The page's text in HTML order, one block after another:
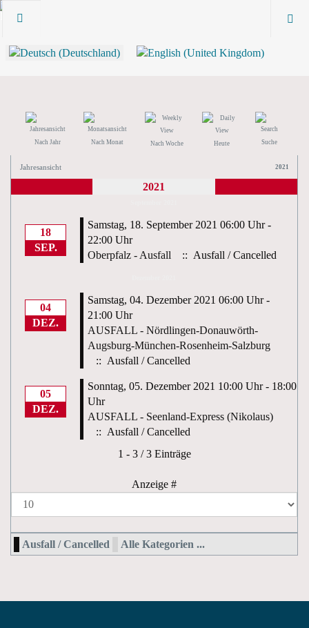
Nach Jahr Nach Monat Nach Woche Heute Suche
Jahresansicht 2021
2021
18
SEP.
Samstag, 18. September 2021 06:00 Uhr -
22:00 Uhr
Oberpfalz - Ausfall
:: Ausfall / Cancelled
04
DEZ.
Samstag, 04. Dezember 2021 06:00 Uhr -
21:00 Uhr
AUSFALL - Nördlingen-Donauwörth-
Augsburg-München-Rosenheim-Salzburg
:: Ausfall / Cancelled
05
DEZ.
Sonntag, 05. Dezember 2021 10:00 Uhr - 18:00
Uhr
AUSFALL - Seenland-Express (Nikolaus)
:: Ausfall / Cancelled
Limite der Paginierungsliste
1 - 3 / 3 Einträge
Anzeige #
Ausfall / Cancelled Alle Kategorien ...